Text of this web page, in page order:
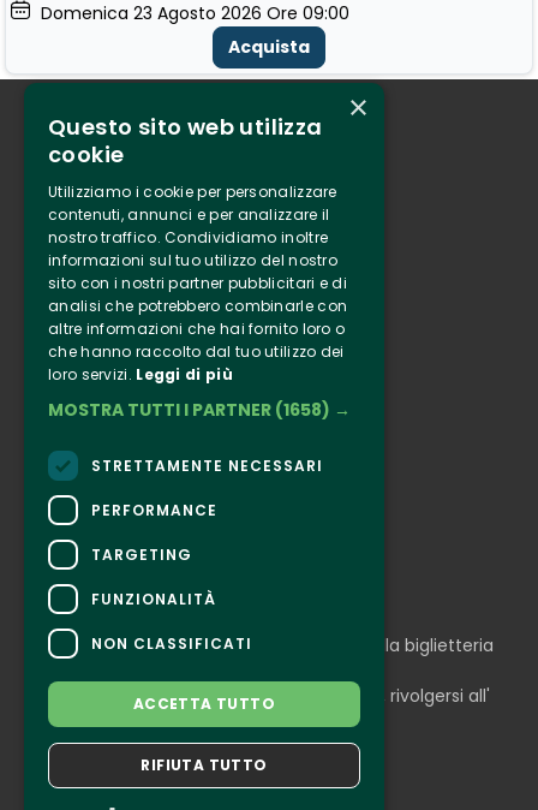
Domenica 23 Agosto 2026 Ore 09:00
Acquista
Chi siamo
Tenuta Selvaggia
Contatti
Biglietteria
Clappit
Informazione
Seguici
Facebook
Connect
CONTATTI
Per informazioni e supporto all'acquisto della biglietteria
Per informazioni sul programma e l'evento, rivolgersi all'
organizzatore.
Dichiarazione di accessibilità
×
Questo sito web utilizza
cookie
Utilizziamo i cookie per personalizzare
contenuti, annunci e per analizzare il
nostro traffico. Condividiamo inoltre
informazioni sul tuo utilizzo del nostro
sito con i nostri partner pubblicitari e di
analisi che potrebbero combinarle con
altre informazioni che hai fornito loro o
che hanno raccolto dal tuo utilizzo dei
loro servizi. Leggi di più
MOSTRA TUTTI I PARTNER (1658) →
STRETTAMENTE NECESSARI
PERFORMANCE
TARGETING
FUNZIONALITÀ
NON CLASSIFICATI
ACCETTA TUTTO
RIFIUTA TUTTO